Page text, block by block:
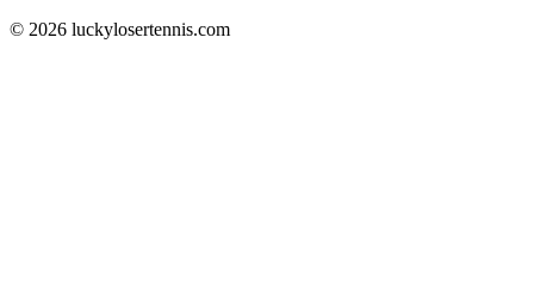
© 2026 luckylosertennis.com